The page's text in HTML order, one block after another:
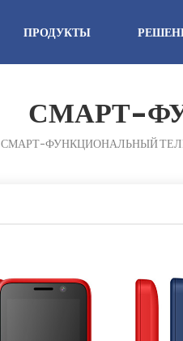
ПРОДУКТЫ
СМАРТ-
СМАРТ-ФУНКЦИОНАЛЬНЫЙ